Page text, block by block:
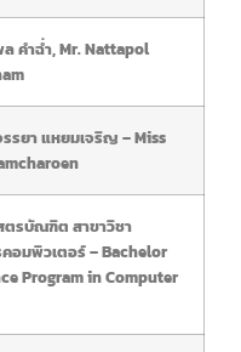
คำฉ่ำ, Mr. Nattapol
รยา แหยมเจริญ – Miss
ตรบัณฑิต สาขาวิชา
อมพิวเตอร์ – Bachelor
Program in Computer